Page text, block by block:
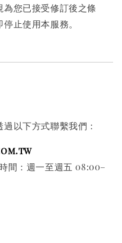
您已接受修訂後之條
止使用本服務。
以下方式聯繫我們：
時間：週一至週五 08:00–